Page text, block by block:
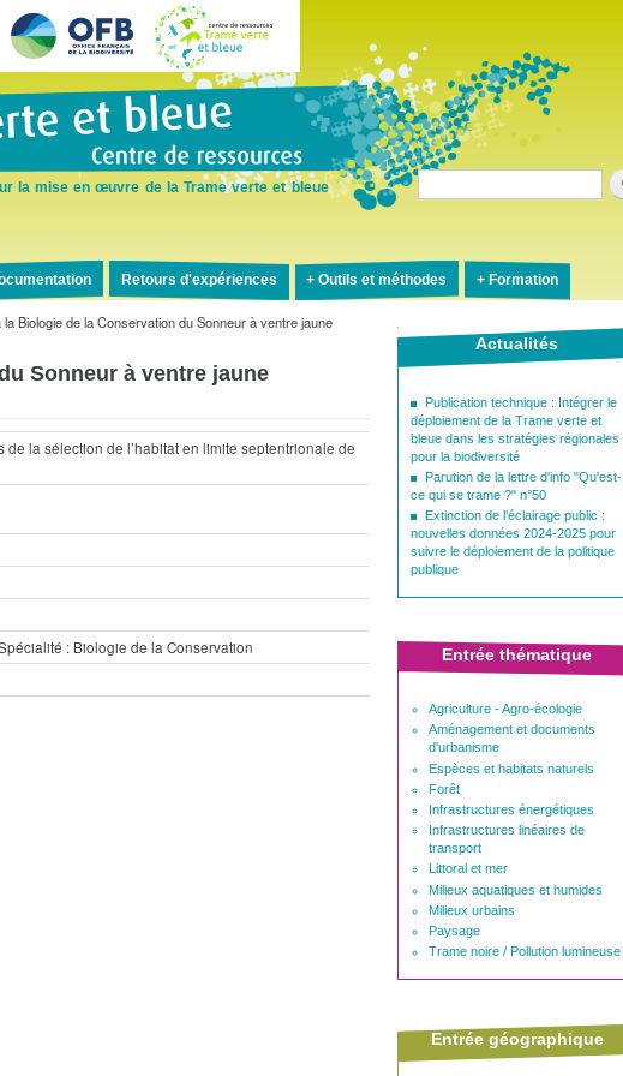
au
contenu
la mise en œuvre de la Trame verte et bleue
Retours d'expériences Outils et méthodes Formation
la Biologie de la Conservation du Sonneur à ventre jaune
Sonneur à ventre jaune
la sélection de l’habitat en limite septentrionale de
: Biologie de la Conservation
Actualités
Publication technique : Intégrer le
déploiement de la Trame verte et
bleue dans les stratégies régionales
pour la biodiversité
Parution de la lettre d'info "Qu'est-
ce qui se trame ?" n°50
Extinction de l'éclairage public :
nouvelles données 2024-2025 pour
suivre le déploiement de la politique
publique
Entrée thématique
Agriculture - Agro-écologie
Aménagement et documents
d'urbanisme
Espèces et habitats naturels
Forêt
Infrastructures énergétiques
Infrastructures linéaires de
transport
Littoral et mer
Milieux aquatiques et humides
Milieux urbains
Paysage
Trame noire / Pollution lumineuse
Entrée géographique